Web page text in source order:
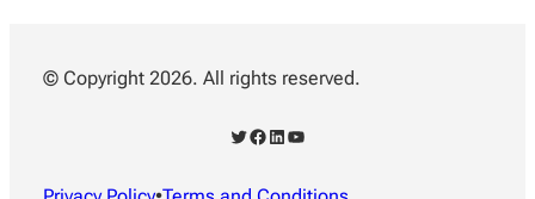
© Copyright 2026. All rights reserved.
Twitter Facebook LinkedIn YouTube